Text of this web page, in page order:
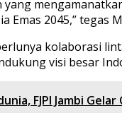
yang
Emas 2045,” tegas
kolaborasi
visi besar
FJPI Jambi